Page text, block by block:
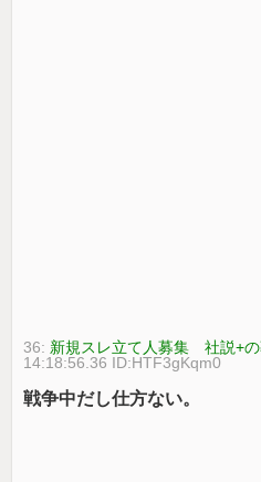
36: 新規スレ立て人募集 社説+
14:18:56.36 ID:HTF3gKqm0
戦争中だし仕方ない。